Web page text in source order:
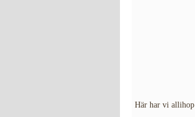
Här har vi allihop